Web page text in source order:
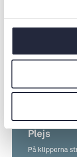
Plejs
På klipporna